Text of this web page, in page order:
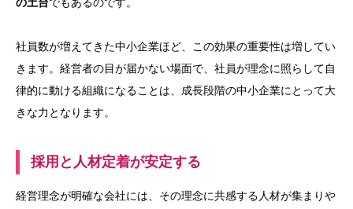
社員数が増えてきた中小企業ほど、この効果の重要性は増してい
きます。経営者の目が届かない場面で、社員が理念に照らして自
律的に動ける組織になることは、成長段階の中小企業にとって大
きな力となります。
採用と人材定着が安定する
経営理念が明確な会社には、その理念に共感する人材が集まりや